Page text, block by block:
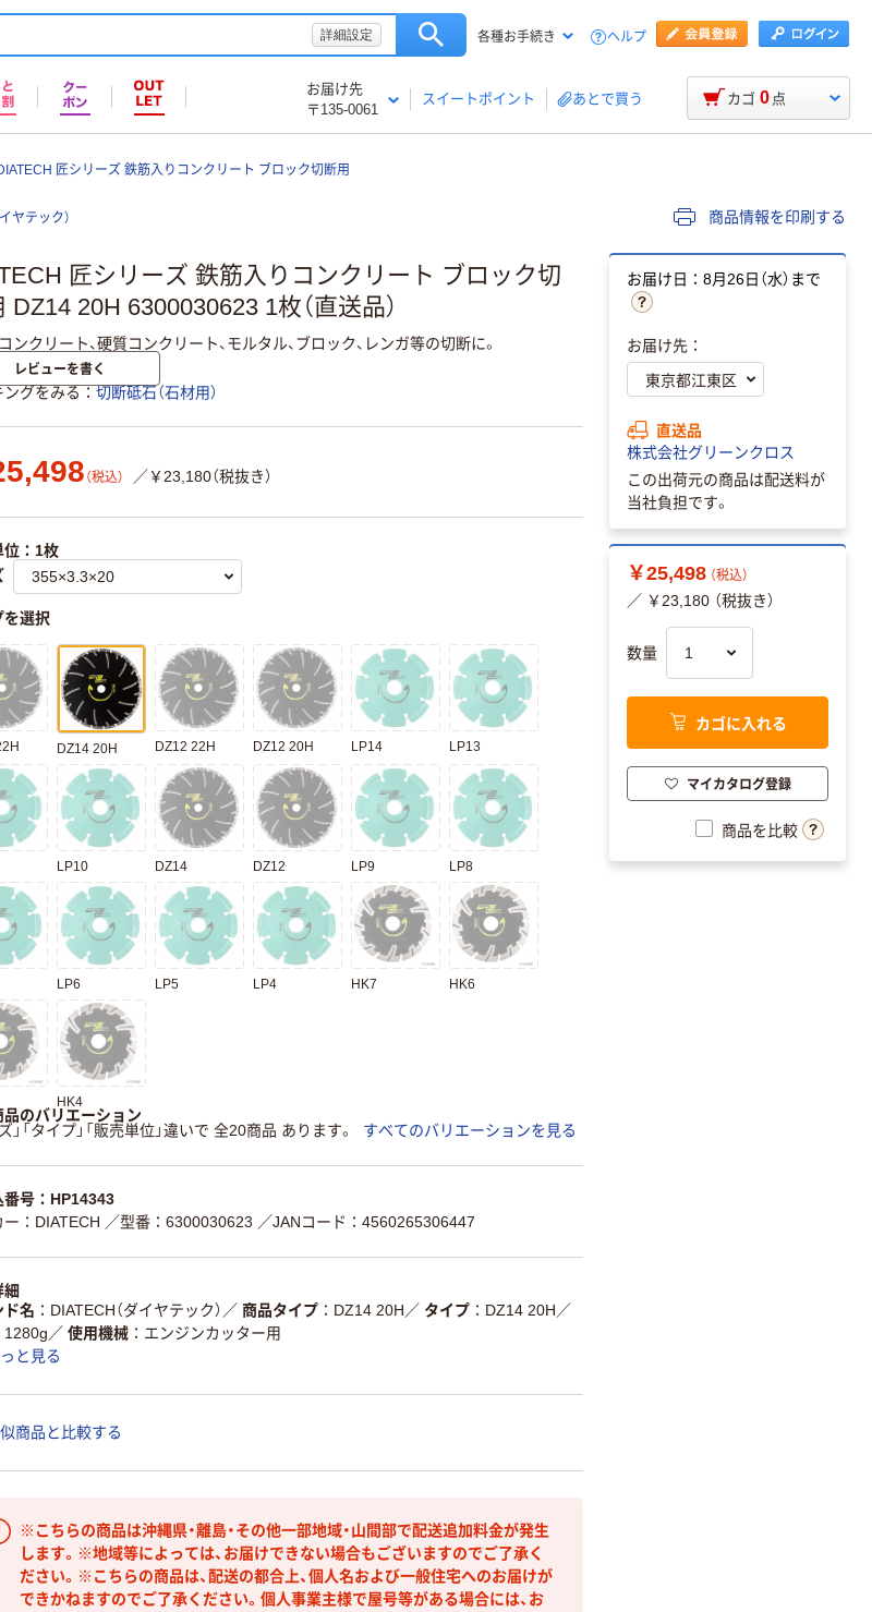
詳細設定 各種お手続き ヘルプ
お届け先
〒135-0061
スイートポイント あとで買う カゴ 0 点
匠シリーズ 鉄筋入りコンクリート ブロック切断用
ヤテック） 商品情報を印刷する
匠シリーズ 鉄筋入りコンクリート ブロック切
DZ14 20H 6300030623 1枚（直送品）
ンクリート、硬質コンクリート、モルタル、ブロック、レンガ等の切断に。
レビューを書く
ングをみる 切断砥石（石材用）
（税込） ／￥23,180（税抜き）
位：1枚
を選択
DZ14 20H DZ12 22H DZ12 20H LP14 LP13
LP10 DZ14 DZ12 LP9 LP8
LP6 LP5 LP4 HK7 HK6
HK4
品のバリエーション
」「タイプ」「販売単位」違いで 全20商品 あります。
すべてのバリエーションを見る
番号：HP14343
ー：DIATECH ／型番：6300030623 ／JANコード：4560265306447
細
ド名
DIATECH（ダイヤテック） ／ 商品タイプ DZ14 20H ／ タイプ DZ14 20H ／
1280g ／ 使用機械
エンジンカッター用
と見る
商品と比較する
※こちらの商品は沖縄県・離島・その他一部地域・山間部で配送追加料金が発生
します。※地域等によっては、お届けできない場合もございますのでご了承く
ださい。※こちらの商品は、配送の都合上、個人名および一般住宅へのお届けが
できかねますのでご了承ください。個人事業主様で屋号等がある場合には、お
お届け日：8月26日（水）まで
お届け先：
直送品
株式会社グリーンクロス
この出荷元の商品は配送料が
当社負担です。
￥25,498 （税込）
／ ￥23,180 （税抜き）
数量
カゴに入れる
マイカタログ登録
商品を比較